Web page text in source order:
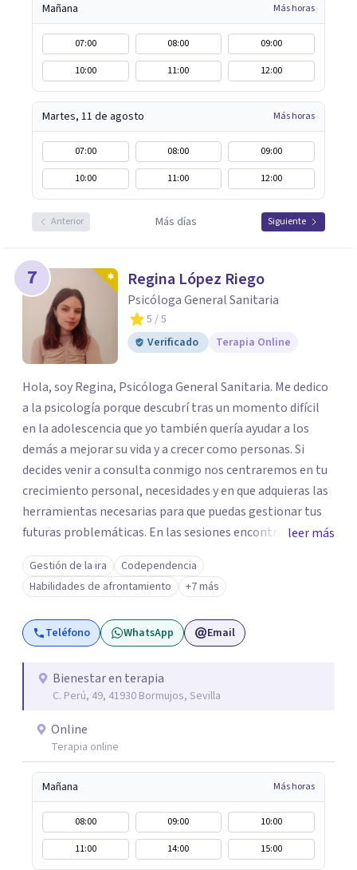
Mañana Más horas
07:00 08:00
09:00
10:00
11:00 12:00
Martes, 11 de agosto Más horas
07:00 08:00
09:00
10:00
11:00 12:00
Anterior Más días Siguiente
7 Regina López Riego
Psicóloga General Sanitaria
5 / 5
Verificado
Terapia Online
Hola, soy Regina, Psicóloga General Sanitaria. Me dedico
a la psicología porque descubrí tras un momento difícil
en la adolescencia que yo también quería ayudar a los
demás a mejorar su vida y a crecer como personas. Si
decides venir a consulta conmigo nos centraremos en tu
crecimiento personal, necesidades y en que adquieras las
herramientas necesarias para que puedas gestionar tus
futuras problemáticas. En las sesiones encontrarás un
lugar donde abrirte y expresarte sin juicios, donde
explorar tus emociones, conocerte, solucionar tus
heridas y trabajar en tu crecimiento. personal
leer más
Gestión de la ira
Codependencia
Habilidades de afrontamiento
+7 más
Teléfono WhatsApp Email
Bienestar en terapia
C. Perú, 49, 41930 Bormujos, Sevilla
Online
Terapia online
Mañana Más horas
08:00 09:00
10:00
11:00
14:00 15:00